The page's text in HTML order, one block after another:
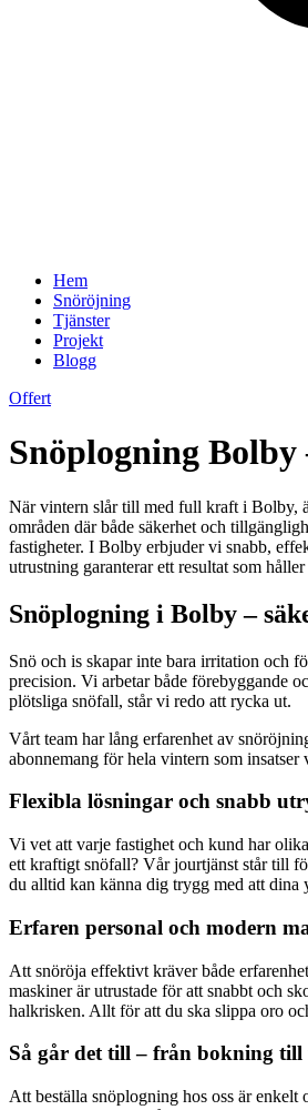
Hem
Snöröjning
Tjänster
Projekt
Blogg
Offert
Snöplogning
När vintern slår till med full kraft i Bolby,
områden där både säkerhet och
fastigheter. I Bolby erbjuder vi snabb,
utrustning garanterar ett resultat som
Snöplogning i Bolby –
Snö och is skapar inte bara irritation och
precision. Vi arbetar både förebyggande
plötsliga snöfall, står vi redo att rycka ut.
Vårt team har lång erfarenhet av
abonnemang för hela vintern som
Flexibla lösningar och snabb
Vi vet att varje fastighet och kund har
ett kraftigt snöfall? Vår jourtjänst står till
du alltid kan känna dig trygg med att dina
Erfaren personal och modern
Att snöröja effektivt kräver både
maskiner är utrustade för att snabbt och
halkrisken. Allt för att du ska slippa oro
Så går det till – från bokning
Att beställa snöplogning hos oss är